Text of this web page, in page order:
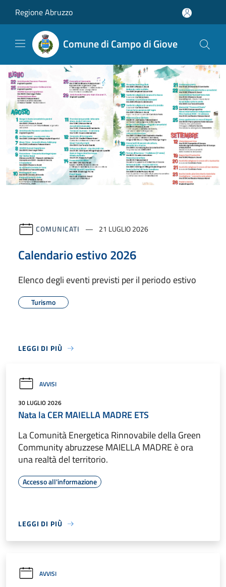
Regione Abruzzo
Comune di Campo di Giove
COMUNICATI 21 LUGLIO 2026
Calendario estivo 2026
Elenco degli eventi previsti per il periodo estivo
Turismo
LEGGI DI PIÙ
AVVISI
30 LUGLIO 2026
Nata la CER MAIELLA MADRE ETS
La Comunità Energetica Rinnovabile della Green
Community abruzzese MAIELLA MADRE è ora
una realtà del territorio.
Accesso all'informazione
LEGGI DI PIÙ
AVVISI